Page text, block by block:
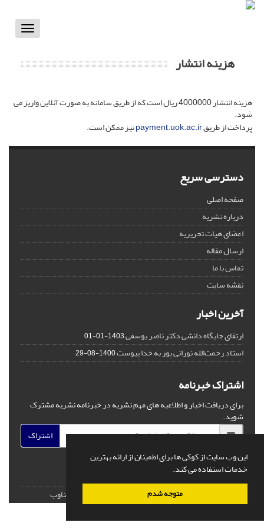
این وب سایت از کوکی ها برای اطمینان از ارائه بهترین
خدمات استفاده می کند.
متوجه شدم
Toggle
هزینه انتشار
هزینه انتشار 4000000 ریال است که از طریق سامانه به صورت آنلاین واریز می
شود.
پرداخت از طریقpayment.uok.ac.irنیز ممکن است.
دسترسی سریع
صفحه اصلی
درباره نشریه
اعضای هیات تحریریه
ارسال مقاله
تماس با ما
نقشه سایت
آخرین اخبار
ارتقای جایگاه دانشی دکتر ناصر یوسفی1403-01-01
استاد رحمت‌الله نورانی پور به خدا پیوست1400-08-29
اشتراک خبرنامه
برای دریافت اخبار و اطلاعیه های مهم نشریه در خبرنامه نشریه مشترک
شوید.
اشتراک
© سامانه مدیریت نشریات علمی. سیناوب